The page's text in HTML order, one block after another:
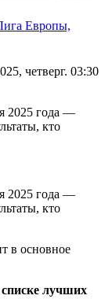
Европы,
четверг. 03:30
в основное
лучших